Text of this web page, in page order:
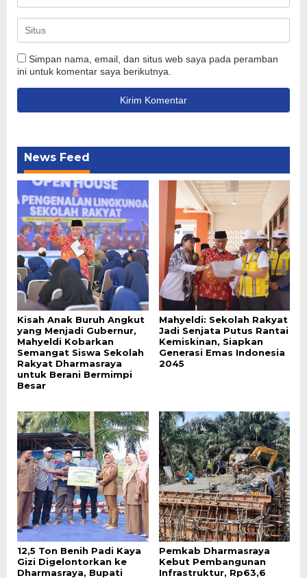
Simpan nama, email, dan situs web saya pada peramban
ini untuk komentar saya berikutnya.
News Feed
Kisah Anak Buruh Angkut
yang Menjadi Gubernur,
Mahyeldi Kobarkan
Semangat Siswa Sekolah
Rakyat Dharmasraya
untuk Berani Bermimpi
Besar
Mahyeldi: Sekolah Rakyat
Jadi Senjata Putus Rantai
Kemiskinan, Siapkan
Generasi Emas Indonesia
2045
12,5 Ton Benih Padi Kaya
Gizi Digelontorkan ke
Dharmasraya, Bupati
Pemkab Dharmasraya
Kebut Pembangunan
Infrastruktur, Rp63,6